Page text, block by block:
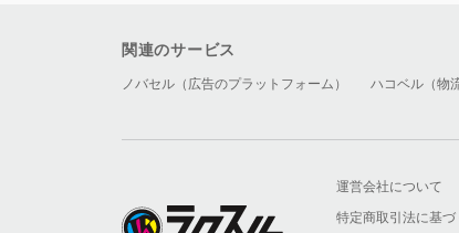
関連のサービス
ノバセル（広告のプラットフォーム） ハコベル（物
運営会社について
特定商取引法に基づ